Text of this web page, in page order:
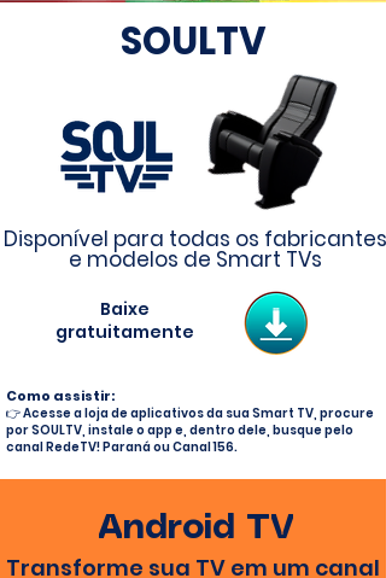
SOULTV
Baixe
gratuitamente
Disponível para todas os fabricantes
e modelos de Smart TVs
Como assistir:
👉 Acesse a loja de aplicativos da sua Smart TV, procure
por SOULTV, instale o app e, dentro dele, busque pelo
canal RedeTV! Paraná ou Canal 156.
Android TV
Transforme sua TV em um canal